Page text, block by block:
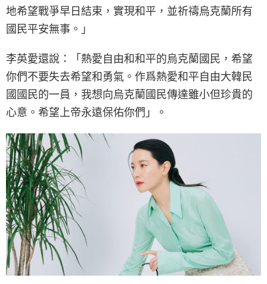
地希望戰爭早日結束，實現和平，並祈禱烏克蘭所有
國民平安無事。」
李英愛還說：「熱愛自由和和平的烏克蘭國民，希望
你們不要失去希望和勇氣。作爲熱愛和平自由大韓民
國國民的一員，我想向烏克蘭國民傳達雖小但珍貴的
心意。希望上帝永遠保佑你們」。